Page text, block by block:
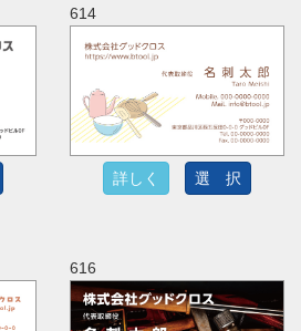
614
詳しく 選 択
616